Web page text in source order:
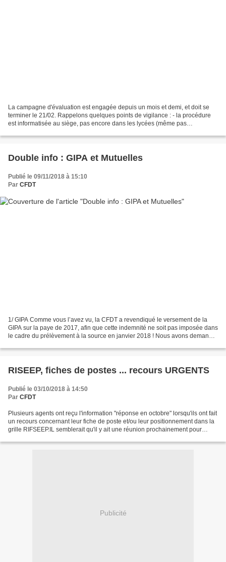
La campagne d'évaluation est engagée depuis un mois et demi, et doit se
terminer le 21/02. Rappelons quelques points de vigilance : - la procédure
est informatisée au siège, pas encore dans les lycées (même pas
Double info : GIPA et Mutuelles
Publié le 09/11/2018 à 15:10
Par CFDT
1/ GIPA Comme vous l’avez vu, la CFDT a revendiqué le versement de la
GIPA sur la paye de 2017, afin que cette indemnité ne soit pas imposée dans
le cadre du prélèvement à la source en janvier 2018 ! Nous avons demandé
RISEEP, fiches de postes ... recours URGENTS
Publié le 03/10/2018 à 14:50
Par CFDT
Plusieurs agents ont reçu l'information "réponse en octobre" lorsqu'ils ont fait
un recours concernant leur fiche de poste et/ou leur positionnement dans la
grille RIFSEEP.IL semblerait qu'il y ait une réunion prochainement pour
Publicité